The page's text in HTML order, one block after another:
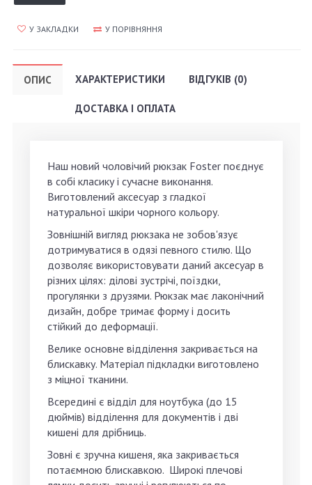
У ЗАКЛАДКИ У ПОРІВНЯННЯ
ОПИС ХАРАКТЕРИСТИКИ ВІДГУКІВ (0)
ДОСТАВКА І ОПЛАТА
Наш новий чоловічий рюкзак Foster поєднує
в собі класику і сучасне виконання.
Виготовлений аксесуар з гладкої
натуральної шкіри чорного кольору.
Зовнішній вигляд рюкзака не зобов'язує
дотримуватися в одязі певного стилю. Що
дозволяє використовувати даний аксесуар в
різних цілях: ділові зустрічі, поїздки,
прогулянки з друзями. Рюкзак має лаконічний
дизайн, добре тримає форму і досить
стійкий до деформації.
Велике основне відділення закривається на
блискавку. Матеріал підкладки виготовлено
з міцної тканини.
Всередині є відділ для ноутбука (до 15
дюймів) відділення для документів і дві
кишені для дрібниць.
Зовні є зручна кишеня, яка закривається
потаємною блискавкою. Широкі плечові